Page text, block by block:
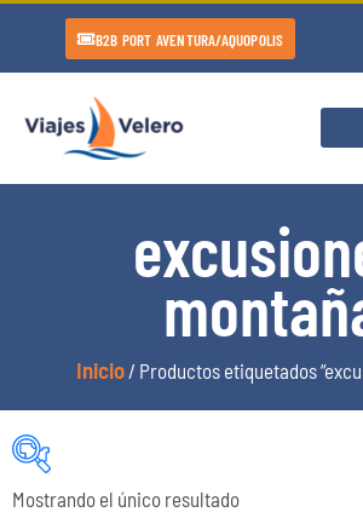
B2B PORT AVENTURA/AQUOPOLIS
Inicio/ Productos etiquetados
Mostrando el único resultado